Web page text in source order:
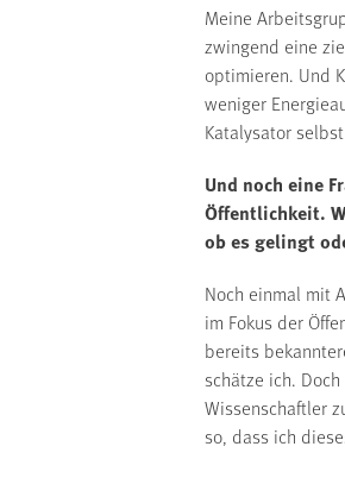
Meine
zwingend eine
optimieren. Und
weniger
Katalysator
Und noch eine
Öffentlichkeit.
ob es gelingt
Noch einmal mit
im Fokus der
bereits
schätze ich.
Wissenschaftler
so, dass ich